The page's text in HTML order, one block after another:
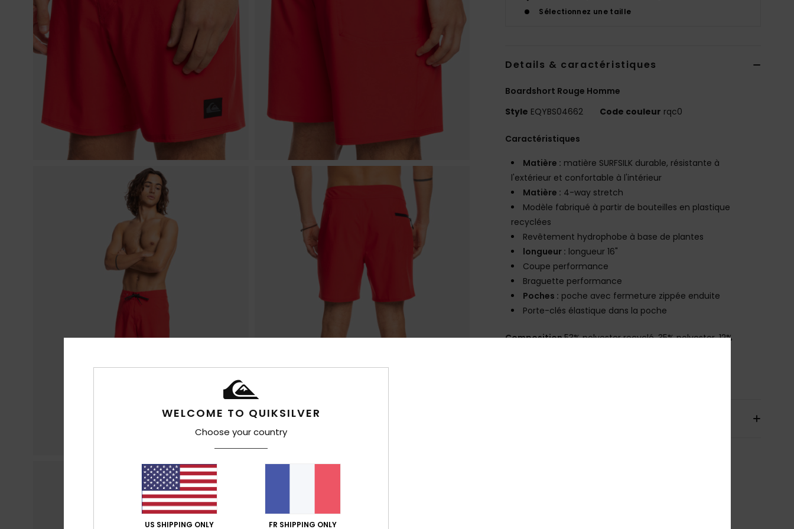
Sélectionnez une taille
Details & caractéristiques
Boardshort Rouge Homme
Style EQYBS04662 Code couleur rqc0
Caractéristiques
Matière : matière SURFSILK durable, résistante à
l'extérieur et confortable à l'intérieur
Matière : 4-way stretch
Modèle fabriqué à partir de bouteilles en plastique
recyclées
Revêtement hydrophobe à base de plantes
longueur : longueur 16"
Coupe performance
Braguette performance
Poches : poche avec fermeture zippée enduite
Porte-clés élastique dans la poche
Composition53% polyester recyclé, 35% polyester, 12%
WELCOME TO QUIKSILVER
Choose your country
US SHIPPING ONLY FR SHIPPING ONLY